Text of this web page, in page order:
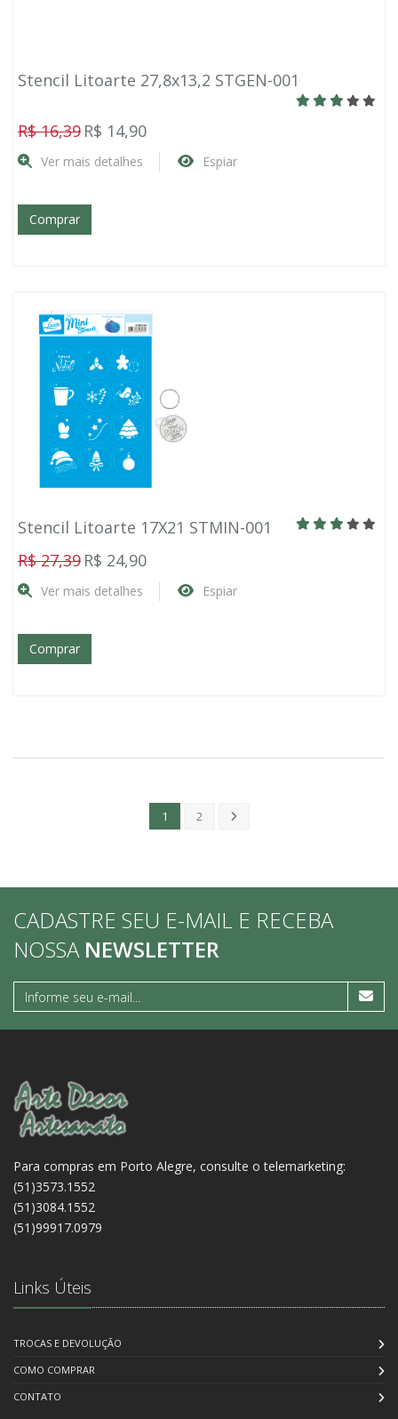
Stencil Litoarte 27,8x13,2 STGEN-001
R$ 16,39 R$ 14,90
Ver mais detalhes Espiar
Comprar
Stencil Litoarte 17X21 STMIN-001
R$ 27,39 R$ 24,90
Ver mais detalhes Espiar
Comprar
1 2
CADASTRE SEU E-MAIL E RECEBA
NOSSA NEWSLETTER
Para compras em Porto Alegre, consulte o telemarketing:
(51)3573.1552
(51)3084.1552
(51)99917.0979
Links Úteis
TROCAS E DEVOLUÇÃO
COMO COMPRAR
CONTATO